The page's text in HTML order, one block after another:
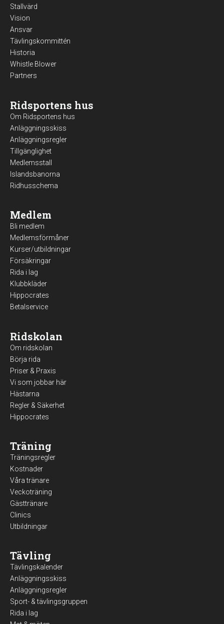
Stallvärd
Vision
Ansvar
Tävlingskommittén
Historia
Whistle Blower
Partners
Ridsportens hus
Om Ridsportens hus
Anläggningsskiss
Anläggningsregler
Tillgänglighet
Medlemsstall
Islandsbanorna
Ridhusschema
Medlem
Bli medlem
Medlemsförmåner
Kurser/utbildningar
Försäkringar
Rida i lag
Klubbkläder
Hippocrates
Betalservice
Ridskolan
Om ridskolan
Börja rida
Priser & Praxis
Vi som jobbar här
Hästarna
Regler & Säkerhet
Hippocrates
Träning
Träningsregler
Kostnader
Våra tränare
Veckoträning
Gästtränare
Clinics
Utbildningar
Tävling
Tävlingskalender
Anläggningsskiss
Anläggningsregler
Sport- & tävlingsgruppen
Rida i lag